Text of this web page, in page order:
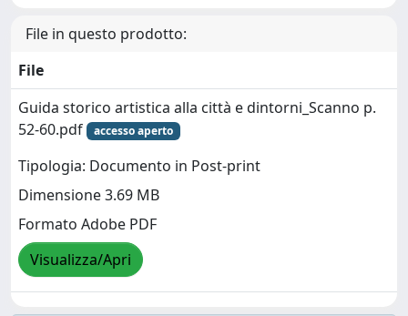
File in questo prodotto:
File
Guida storico artistica alla città e dintorni_Scanno p.
52-60.pdf
accesso aperto
Tipologia: Documento in Post-print
Dimensione 3.69 MB
Formato Adobe PDF
Visualizza/Apri